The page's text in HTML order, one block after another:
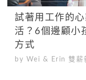
試著用工作的
活？6個邊顧小
方式
by Wei & Erin 雙薪